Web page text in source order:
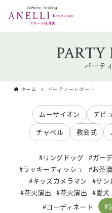
PARTY
パーテ
ホーム パーティーレポート
ムーサイオン デビ
チャペル
教会式
リングドッグ ガー
ラッキーディッシュ
お茶
キッズカメラマン
サン
花火演出
花火演出 愛犬
コーディネート